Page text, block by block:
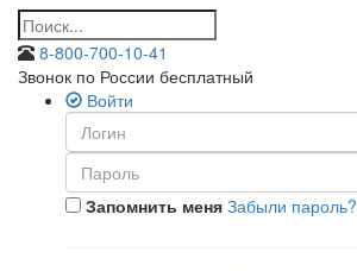
8-800-700-10-41
Звонок по России бесплатный
Войти
Запомнить меня Забыли пароль?